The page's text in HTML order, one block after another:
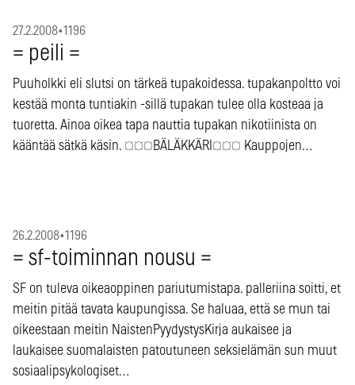
27.2.2008•1196
= peili =
Puuholkki eli slutsi on tärkeä tupakoidessa. tupakanpoltto voi
kestää monta tuntiakin -sillä tupakan tulee olla kosteaa ja
tuoretta. Ainoa oikea tapa nauttia tupakan nikotiinista on
kääntää sätkä käsin. ¤¤¤BÄLÄKKÄRI¤¤¤ Kauppojen…
26.2.2008•1196
= sf-toiminnan nousu =
SF on tuleva oikeaoppinen pariutumistapa. palleriina soitti, et
meitin pitää tavata kaupungissa. Se haluaa, että se mun tai
oikeestaan meitin NaistenPyydystysKirja aukaisee ja
laukaisee suomalaisten patoutuneen seksielämän sun muut
sosiaalipsykologiset…